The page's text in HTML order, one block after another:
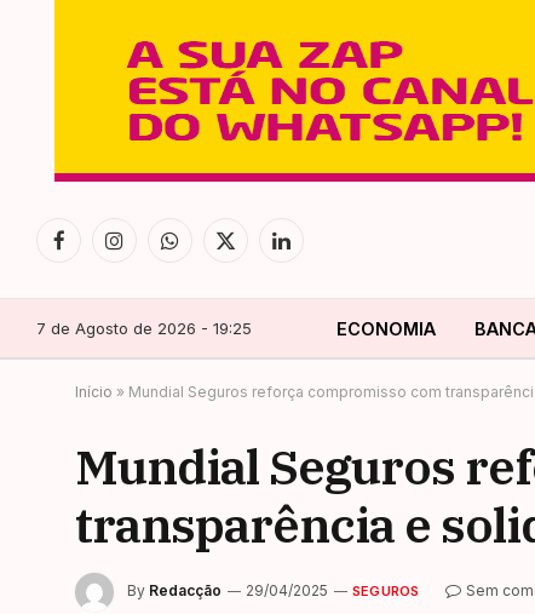
FacebookInstagramWhatsApp
X
LinkedIn
7 de Agosto de 2026 - 19:25 ECONOMIA
Início » Mundial Seguros reforça compromisso com
Mundial Seguros
transparência e
By Redacção 29/04/2025 SEGUROS Sem